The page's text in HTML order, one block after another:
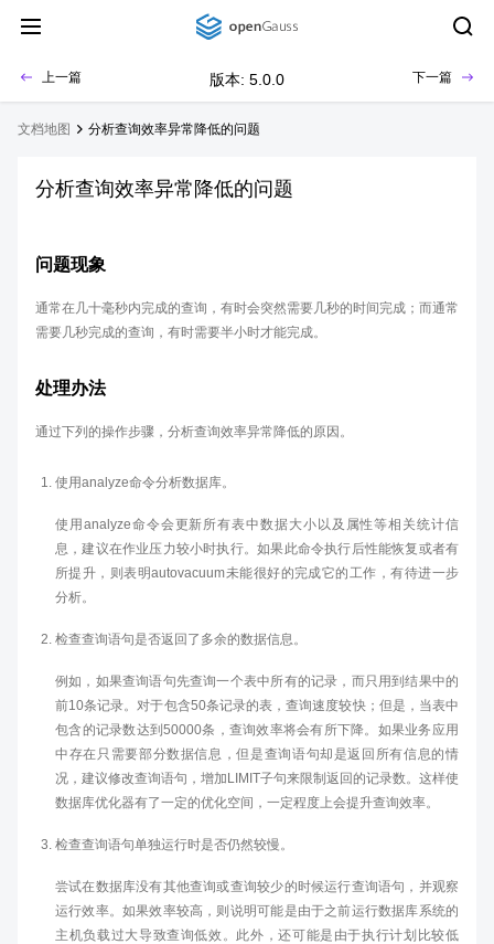
上一篇 版本: 5.0.0 下一篇
文档地图 分析查询效率异常降低的问题
分析查询效率异常降低的问题
问题现象
通常在几十毫秒内完成的查询，有时会突然需要几秒的时间完成；而通常
需要几秒完成的查询，有时需要半小时才能完成。
处理办法
通过下列的操作步骤，分析查询效率异常降低的原因。
使用analyze命令分析数据库。
使用analyze命令会更新所有表中数据大小以及属性等相关统计信
息，建议在作业压力较小时执行。如果此命令执行后性能恢复或者有
所提升，则表明autovacuum未能很好的完成它的工作，有待进一步
分析。
检查查询语句是否返回了多余的数据信息。
例如，如果查询语句先查询一个表中所有的记录，而只用到结果中的
前10条记录。对于包含50条记录的表，查询速度较快；但是，当表中
包含的记录数达到50000条，查询效率将会有所下降。如果业务应用
中存在只需要部分数据信息，但是查询语句却是返回所有信息的情
况，建议修改查询语句，增加LIMIT子句来限制返回的记录数。这样使
数据库优化器有了一定的优化空间，一定程度上会提升查询效率。
检查查询语句单独运行时是否仍然较慢。
尝试在数据库没有其他查询或查询较少的时候运行查询语句，并观察
运行效率。如果效率较高，则说明可能是由于之前运行数据库系统的
主机负载过大导致查询低效。此外，还可能是由于执行计划比较低